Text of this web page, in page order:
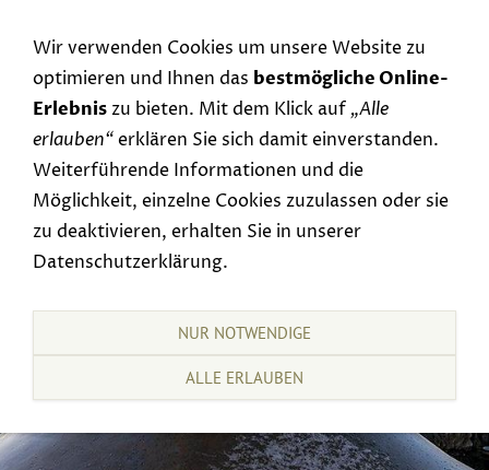
Wir verwenden Cookies um unsere Website zu
optimieren und Ihnen das bestmögliche Online-
Erlebniszu bieten. Mit dem Klick auf „Alle
erlauben“erklären Sie sich damit einverstanden.
Weiterführende Informationen und die
Möglichkeit, einzelne Cookies zuzulassen oder sie
zu deaktivieren, erhalten Sie in unserer
Datenschutzerklärung.
NUR NOTWENDIGE
ALLE ERLAUBEN